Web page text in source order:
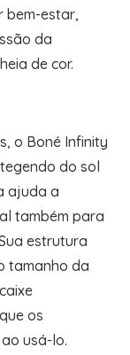
bem-estar,
da
de cor.
o Boné Infinity
do sol
ajuda a
também para
estrutura
tamanho da
os
usá-lo.